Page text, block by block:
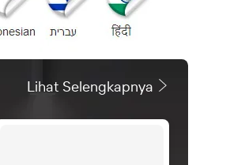
Lihat Selengkapnya